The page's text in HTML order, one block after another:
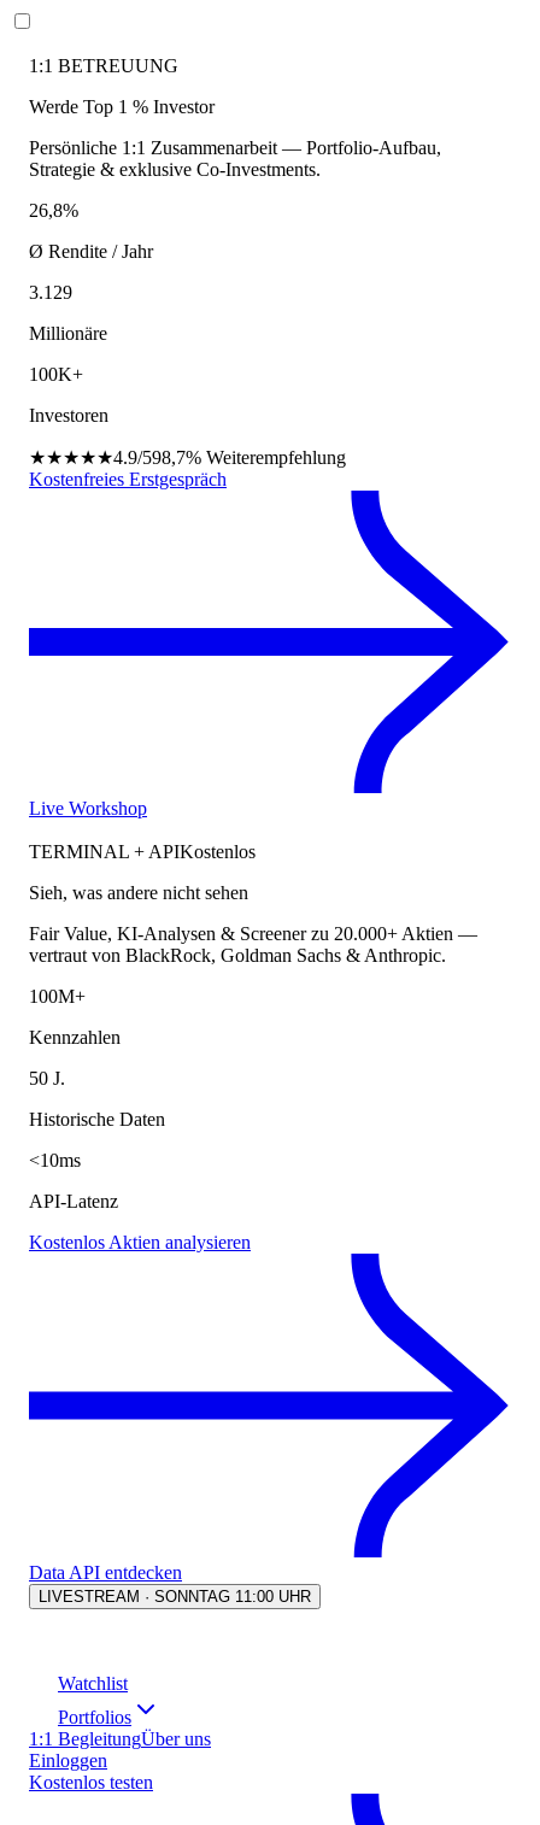
1:1 BETREUUNG
Werde Top 1 % Investor
Persönliche 1:1 Zusammenarbeit — Portfolio-Aufbau,
Strategie & exklusive Co-Investments.
26,8%
Ø Rendite / Jahr
3.129
Millionäre
100K+
Investoren
★★★★★4.9/598,7% Weiterempfehlung
Kostenfreies Erstgespräch
Live Workshop
TERMINAL + APIKostenlos
Sieh, was andere nicht sehen
Fair Value, KI-Analysen & Screener zu 20.000+ Aktien —
vertraut von BlackRock, Goldman Sachs & Anthropic.
100M+
Kennzahlen
50 J.
Historische Daten
<10ms
API-Latenz
Kostenlos Aktien analysieren
Data API entdecken
LIVESTREAM · SONNTAG 11:00 UHR
Watchlist
Portfolios
1:1 BegleitungÜber uns
Einloggen
Kostenlos testen